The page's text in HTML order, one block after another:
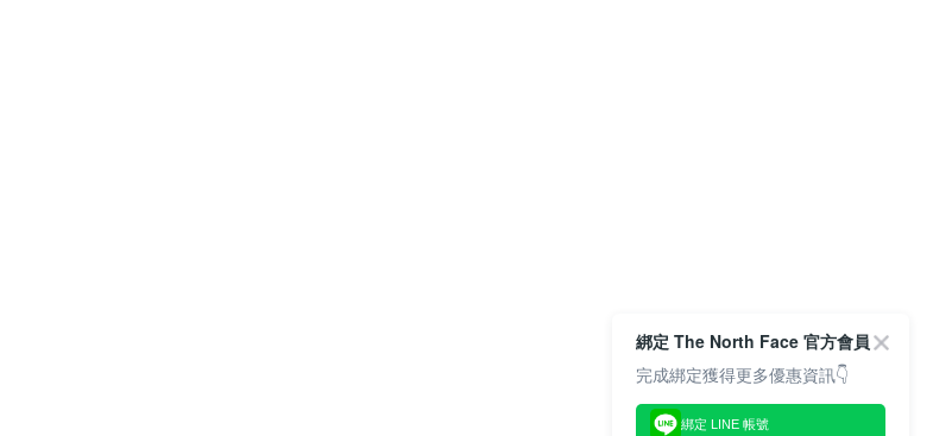
綁定 The North Face 官方會員
完成綁定獲得更多優惠資訊👇
綁定 LINE 帳號